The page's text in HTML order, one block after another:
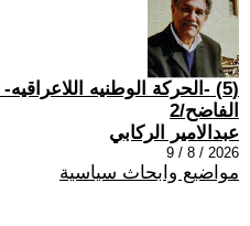
(5) -الحركة الوطنيه
الفاضح/2
عبدالامير الركابي
2026 / 8 / 9
مواضيع وابحاث سياسية